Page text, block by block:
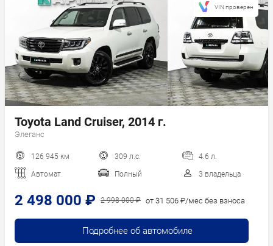
Сначала
дороже
Пробег
Год новее
Год старше
Toyota Land Cruiser, 2014 г.
Элеганс
126 945 км 309 л.с. 4.6 л.
Автомат Полный 3 владельца
2 498 000 ₽ 2 998 000 ₽ от 31 506 ₽/мес без взноса
Подробнее об автомобиле
VIN проверен